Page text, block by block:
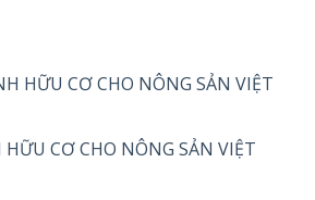
CƠ CHO NÔNG SẢN VIỆT